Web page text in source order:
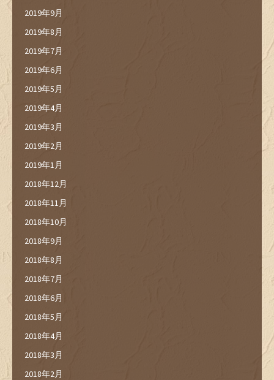
2019年9月
2019年8月
2019年7月
2019年6月
2019年5月
2019年4月
2019年3月
2019年2月
2019年1月
2018年12月
2018年11月
2018年10月
2018年9月
2018年8月
2018年7月
2018年6月
2018年5月
2018年4月
2018年3月
2018年2月